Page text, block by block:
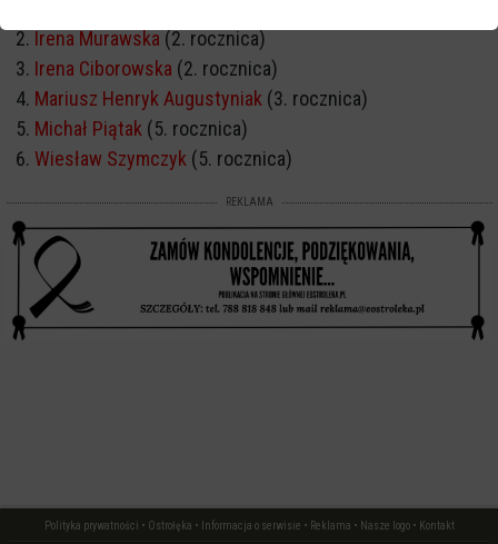
Irena Murawska (2. rocznica)
Irena Ciborowska (2. rocznica)
Mariusz Henryk Augustyniak (3. rocznica)
Michał Piątak (5. rocznica)
Wiesław Szymczyk (5. rocznica)
REKLAMA
Polityka prywatności • Ostrołęka • Informacja o serwisie • Reklama • Nasze logo• Kontakt